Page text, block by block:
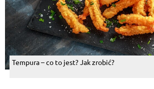
Tempura – co to jest? Jak zrobić?